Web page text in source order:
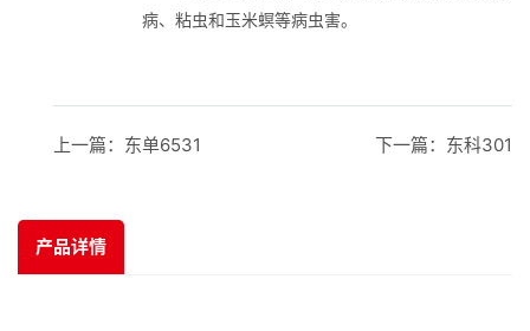
病、粘虫和玉米螟等病虫害。
上一篇： 东单6531 下一篇： 东科301
产品详情